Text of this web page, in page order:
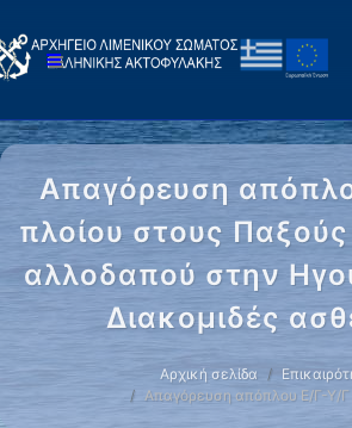
Απαγόρευση
πλοίου στους
αλλοδαπού στην
Διακομιδές
Αρχική σελίδα
Απαγόρευση απόπλου Ε/Γ-Υ/Γ